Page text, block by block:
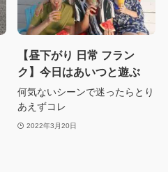
【昼下がり 日常 フラン
ク】今日はあいつと遊ぶ
何気ないシーンで迷ったらとり
あえずコレ
2022年3月20日